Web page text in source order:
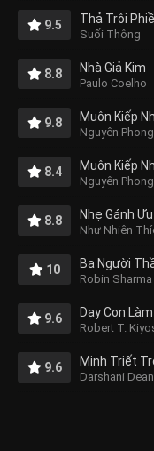
9.5 Thả Trôi
Suối Thông
8.8 Nhà Giả Kim
Paulo Coelho
9.8 Muôn Kiếp
Nguyên Phong
8.4 Muôn Kiếp
Nguyên Phong
8.8 Nhẹ Gánh
Như Nhiên
10 Ba Người
Robin Sharma
9.6 Dạy Con
Robert T.
9.6 Minh Triết
Darshani